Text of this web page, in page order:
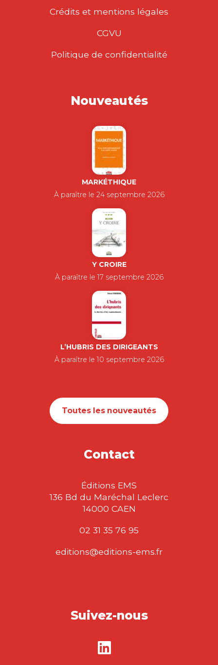
Crédits et mentions légales
CGVU
Politique de confidentialité
Nouveautés
MARKÉTHIQUE
À paraître le 24 septembre 2026
Y CROIRE
À paraître le 17 septembre 2026
L’HUBRIS DES DIRIGEANTS
À paraître le 10 septembre 2026
Toutes les nouveautés
Contact
Éditions EMS
136 Bd du Maréchal Leclerc
14000 CAEN
02 31 35 76 95
editions@editions-ems.fr
Suivez-nous